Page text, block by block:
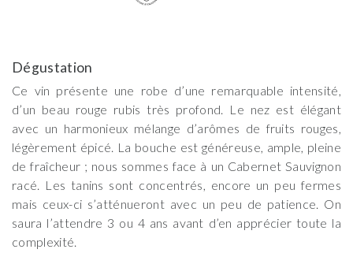
Dégustation
Ce vin présente une robe d’une remarquable intensité,
d’un beau rouge rubis très profond. Le nez est élégant
avec un harmonieux mélange d’arômes de fruits rouges,
légèrement épicé. La bouche est généreuse, ample, pleine
de fraîcheur ; nous sommes face à un Cabernet Sauvignon
racé. Les tanins sont concentrés, encore un peu fermes
mais ceux-ci s’atténueront avec un peu de patience. On
saura l’attendre 3 ou 4 ans avant d’en apprécier toute la
complexité.